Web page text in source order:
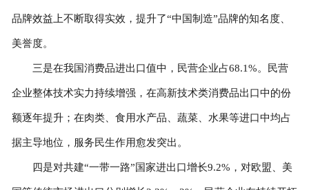
品牌效益上不断取得实效，提升了“中国制造”品牌的知名度、
美誉度。
三是在我国消费品进出口值中，民营企业占68.1%。民营
企业整体技术实力持续增强，在高新技术类消费品出口中的份
额逐年提升；在肉类、食用水产品、蔬菜、水果等进口中均占
据主导地位，服务民生作用愈发突出。
四是对共建“一带一路”国家进出口增长9.2%，对欧盟、美